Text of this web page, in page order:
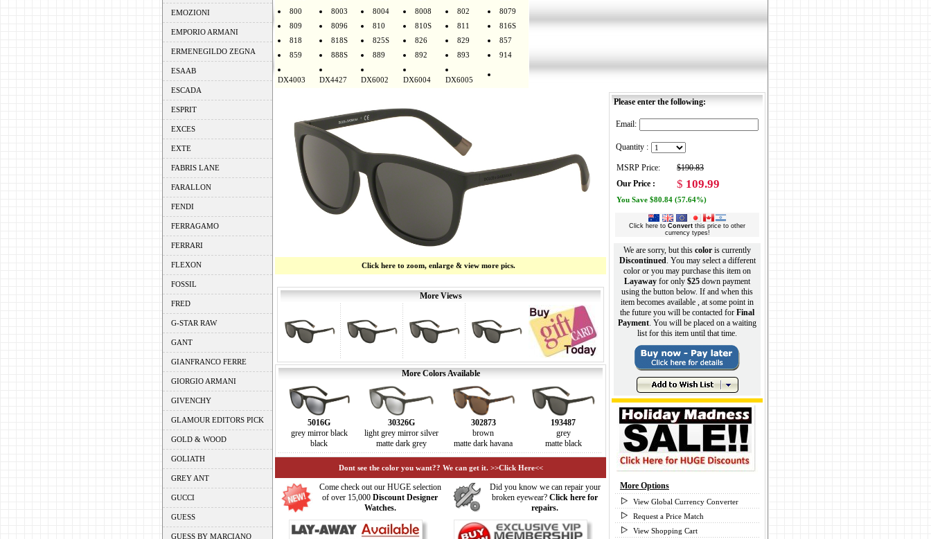
EMOZIONI
EMPORIO ARMANI
ERMENEGILDO ZEGNA
ESAAB
ESCADA
ESPRIT
EXCES
EXTE
FABRIS LANE
FARALLON
FENDI
FERRAGAMO
FERRARI
FLEXON
FOSSIL
FRED
G-STAR RAW
GANT
GIANFRANCO FERRE
GIORGIO ARMANI
GIVENCHY
GLAMOUR EDITORS PICK
GOLD & WOOD
GOLIATH
GREY ANT
GUCCI
GUESS
GUESS BY MARCIANO
800
8003 8004 8008 802
8079
809
8096 810 810S 811
816S
818
818S 825S 826 829
857
859
888S 889 892 893 914
DX4003 DX4427 DX6002 DX6004 DX6005
Click here to zoom, enlarge & view more pics.
More Views
More Colors Available
5016G
grey mirror black
black
30326G
light grey mirror silver
matte dark grey
302873
brown
matte dark havana
193487
grey
matte black
Dont see the color you want?? We can get it. >>Click Here<<
Come check out our HUGE selection
of over 15,000 Discount Designer
Watches.
Did you know we can repair your
broken eyewear? Click here for
repairs.
Please enter the following:
Email:
Quantity :
MSRP Price:
$190.83
Our Price :
$ 109.99
You Save $80.84 (57.64%)
Click here to Convert this price to other
currency types!
We are sorry, but this color is currently
Discontinued. You may select a different
color or you may purchase this item on
Layaway for only $25 down payment
using the button below. If and when this
item becomes available , at some point in
the future you will be contacted for Final
Payment. You will be placed on a waiting
list for this item until that time.
More Options
View Global Currency Converter
Request a Price Match
View Shopping Cart